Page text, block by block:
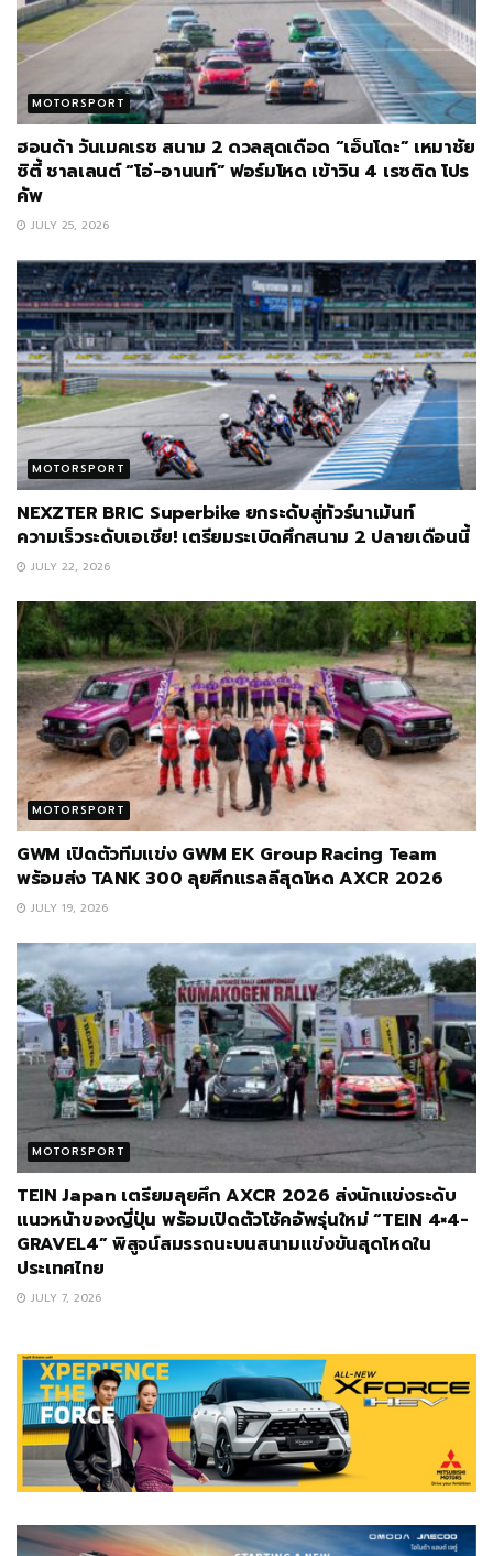
MOTORSPORT
ฮอนด้า วันเมคเรซ สนาม 2 ดวลสุดเดือด “เอ็นโดะ” เหมาชัย
ซิตี้ ชาลเลนต์ “โอ๋-อานนท์” ฟอร์มโหด เข้าวิน 4 เรซติด โปร
คัพ
JULY 25, 2026
MOTORSPORT
NEXZTER BRIC Superbike ยกระดับสู่ทัวร์นาเม้นท์
ความเร็วระดับเอเชีย! เตรียมระเบิดศึกสนาม 2 ปลายเดือนนี้
JULY 22, 2026
MOTORSPORT
GWM เปิดตัวทีมแข่ง GWM EK Group Racing Team
พร้อมส่ง TANK 300 ลุยศึกแรลลีสุดโหด AXCR 2026
JULY 19, 2026
MOTORSPORT
TEIN Japan เตรียมลุยศึก AXCR 2026 ส่งนักแข่งระดับ
แนวหน้าของญี่ปุ่น พร้อมเปิดตัวโช้คอัพรุ่นใหม่ “TEIN 4×4-
GRAVEL4” พิสูจน์สมรรถนะบนสนามแข่งขันสุดโหดใน
ประเทศไทย
JULY 7, 2026